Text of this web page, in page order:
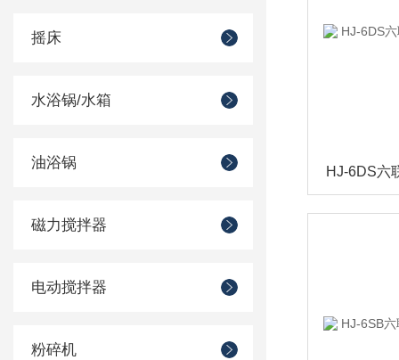
摇床
水浴锅/水箱
油浴锅
磁力搅拌器
电动搅拌器
粉碎机